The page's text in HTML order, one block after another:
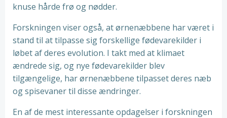
knuse hårde frø og nødder.
Forskningen viser også, at ørnenæbbene har været i
stand til at tilpasse sig forskellige fødevarekilder i
løbet af deres evolution. I takt med at klimaet
ændrede sig, og nye fødevarekilder blev
tilgængelige, har ørnenæbbene tilpasset deres næb
og spisevaner til disse ændringer.
En af de mest interessante opdagelser i forskningen